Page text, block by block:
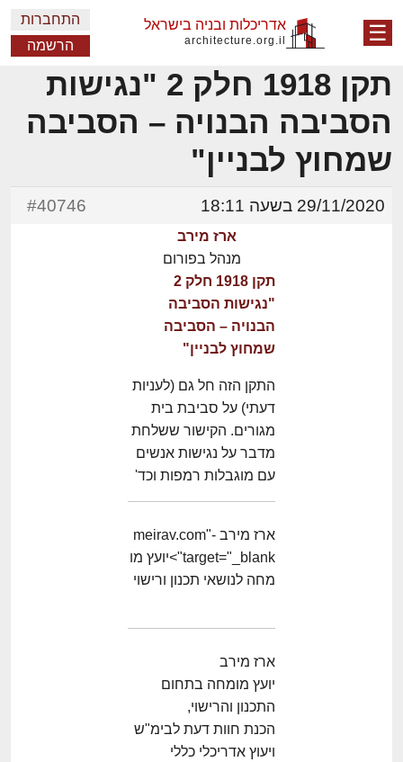
☰ אדריכלות ובניה בישראל
architecture.org.il
התחברות
הרשמה
תקן 1918 חלק 2 "נגישות
הסביבה הבנויה – הסביבה
שמחוץ לבניין"
29/11/2020 בשעה 18:11 #40746
ארז מירב
מנהל בפורום
תקן 1918 חלק 2
"נגישות הסביבה
הבנויה – הסביבה
שמחוץ לבניין"
התקן הזה חל גם (לעניות
דעתי) על סביבת בית
מגורים. הקישור ששלחת
מדבר על נגישות אנשים
עם מוגבלות רמפות וכד'
ארז מירב -meirav.com"
target="_blank">יועץ מו
מחה לנושאי תכנון ורישוי
ארז מירב
יועץ מומחה בתחום
התכנון והרישוי,
הכנת חוות דעת לבימ"ש
ויעוץ אדריכלי כללי